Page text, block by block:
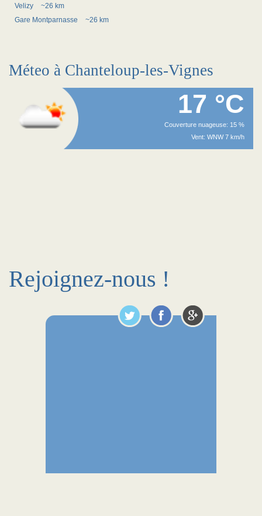
Velizy
~26 km
Gare Montparnasse
~26 km
Méteo à Chanteloup-les-Vignes
17 °C
Couverture nuageuse: 15 %
Vent: WNW 7 km/h
Rejoignez-nous !